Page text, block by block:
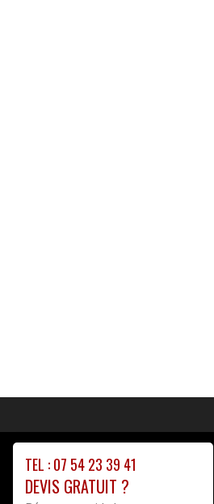
TEL : 07 54 23 39 41
DEVIS GRATUIT ?